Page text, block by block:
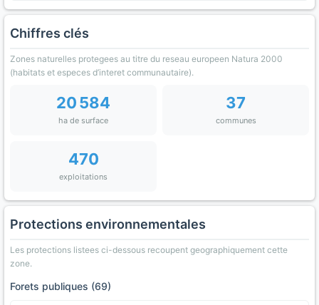
Chiffres clés
Zones naturelles protegees au titre du reseau europeen Natura 2000
(habitats et especes d’interet communautaire).
20 584
ha de surface
37
communes
470
exploitations
Protections environnementales
Les protections listees ci-dessous recoupent geographiquement cette
zone.
Forets publiques (69)